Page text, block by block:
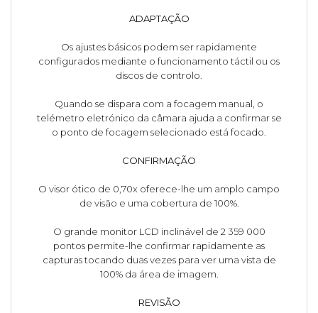
ADAPTAÇÃO
Os ajustes básicos podem ser rapidamente
configurados mediante o funcionamento táctil ou os
discos de controlo.
Quando se dispara com a focagem manual, o
telémetro eletrónico da câmara ajuda a confirmar se
o ponto de focagem selecionado está focado.
CONFIRMAÇÃO
O visor ótico de 0,70x oferece-lhe um amplo campo
de visão e uma cobertura de 100%.
O grande monitor LCD inclinável de 2 359 000
pontos permite-lhe confirmar rapidamente as
capturas tocando duas vezes para ver uma vista de
100% da área de imagem.
REVISÃO